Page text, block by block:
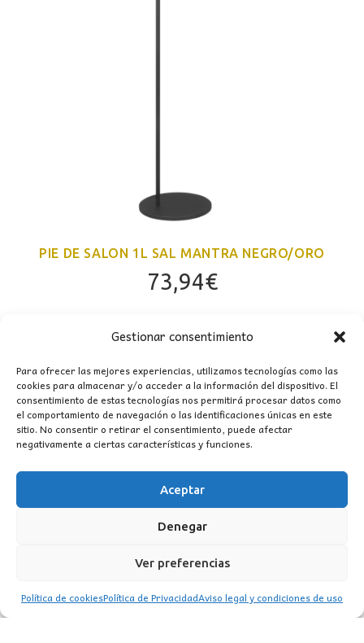
Gestionar consentimiento
Para ofrecer las mejores experiencias, utilizamos tecnologías como las
cookies para almacenar y/o acceder a la información del dispositivo. El
consentimiento de estas tecnologías nos permitirá procesar datos como
el comportamiento de navegación o las identificaciones únicas en este
sitio. No consentir o retirar el consentimiento, puede afectar
negativamente a ciertas características y funciones.
Aceptar
Denegar
Ver preferencias
Política de cookiesPolítica de PrivacidadAviso legal y condiciones de uso
PIE DE SALON 1L SAL MANTRA NEGRO/ORO
73,94€
CONTACTO
WhatsApp
TikTok
Instagram